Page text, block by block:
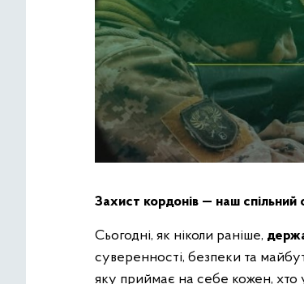
Захист кордонів — наш спільний
Сьогодні, як ніколи раніше,
суверенності, безпеки та
яку приймає на себе кожен, хто